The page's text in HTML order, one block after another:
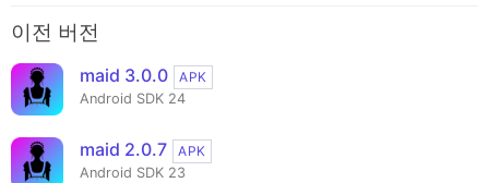
이전 버전
maid 3.0.0
APK
Android SDK 24
maid 2.0.7
APK
Android SDK 23